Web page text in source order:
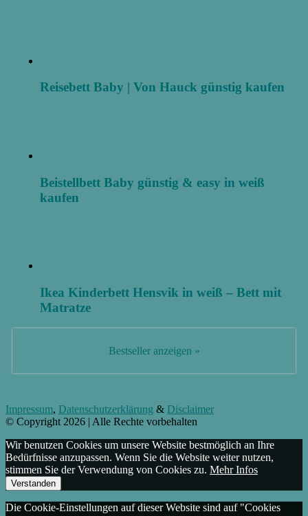
Reisebett Baby | Von Hauck günstig kaufen
Beistellbett Baby günstig & easy in weiß
kaufen
Ikea Kinderbett Hensvik in weiß – Bett mit
Matratze
Bestseller anzeigen »
Impressum, Datenschutzerklärung & Disclaimer
© Copyright 2026 | Alle Rechte vorbehalten
Wir benutzen Cookies um unsere Website bestmöglich an Ihre
Bedürfnisse anzupassen. Wenn Sie die Website weiter nutzen,
stimmen Sie der Verwendung von Cookies zu. Mehr Infos
Verstanden
Die Cookie-Einstellungen auf dieser Website sind auf "Cookies